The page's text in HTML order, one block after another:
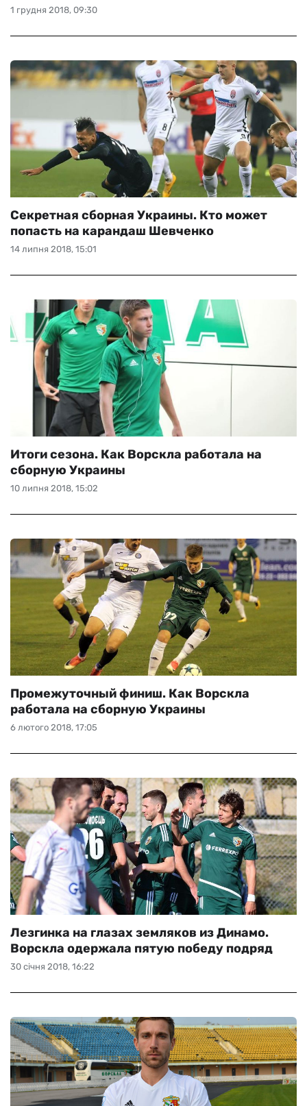
1 грудня 2018, 09:30
14 липня 2018, 15:01
Секретная сборная Украины. Кто может
попасть на карандаш Шевченко
10 липня 2018, 15:02
Итоги сезона. Как Ворскла работала на
сборную Украины
6 лютого 2018, 17:05
Промежуточный финиш. Как Ворскла
работала на сборную Украины
30 січня 2018, 16:22
Лезгинка на глазах земляков из Динамо.
Ворскла одержала пятую победу подряд